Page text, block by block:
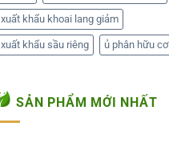
xuất khẩu khoai lang giảm
xuất khẩu sầu riêng ủ phân hữu cơ
SẢN PHẨM MỚI NHẤT